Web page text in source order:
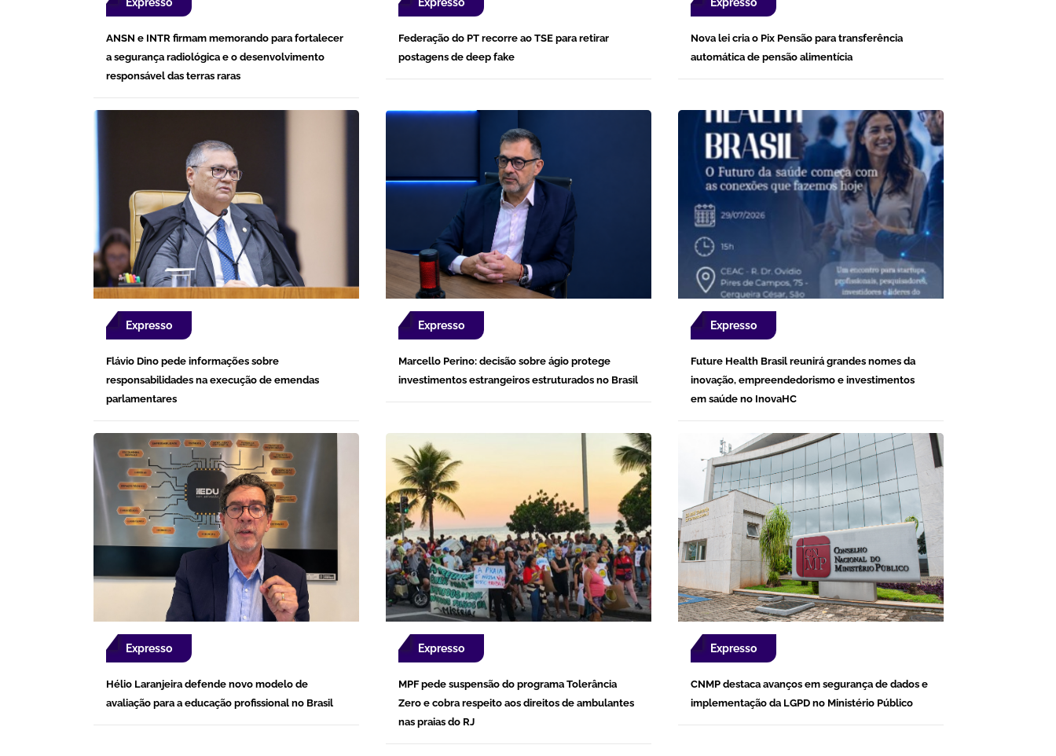
ANSN e INTR firmam memorando para fortalecer
a segurança radiológica e o desenvolvimento
responsável das terras raras
Federação do PT recorre ao TSE para retirar
postagens de deep fake
Nova lei cria o Pix Pensão para transferência
automática de pensão alimentícia
Expresso
Flávio Dino pede informações sobre
responsabilidades na execução de emendas
parlamentares
Expresso
Marcello Perino: decisão sobre ágio protege
investimentos estrangeiros estruturados no Brasil
Expresso
Future Health Brasil reunirá grandes nomes da
inovação, empreendedorismo e investimentos
em saúde no InovaHC
Expresso
Hélio Laranjeira defende novo modelo de
avaliação para a educação profissional no Brasil
Expresso
MPF pede suspensão do programa Tolerância
Zero e cobra respeito aos direitos de ambulantes
nas praias do RJ
Expresso
CNMP destaca avanços em segurança de dados e
implementação da LGPD no Ministério Público